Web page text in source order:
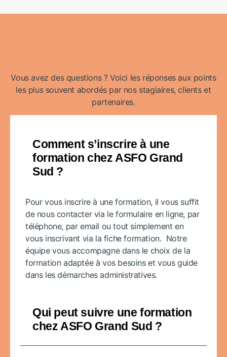
Vous avez des questions ? Voici les réponses aux points
les plus souvent abordés par nos stagiaires, clients et
partenaires.
Comment s’inscrire à une
formation chez ASFO Grand
Sud ?
Pour vous inscrire à une formation, il vous suffit
de nous contacter via le formulaire en ligne, par
téléphone, par email ou tout simplement en
vous inscrivant via la fiche formation. Notre
équipe vous accompagne dans le choix de la
formation adaptée à vos besoins et vous guide
dans les démarches administratives.
Qui peut suivre une formation
chez ASFO Grand Sud ?